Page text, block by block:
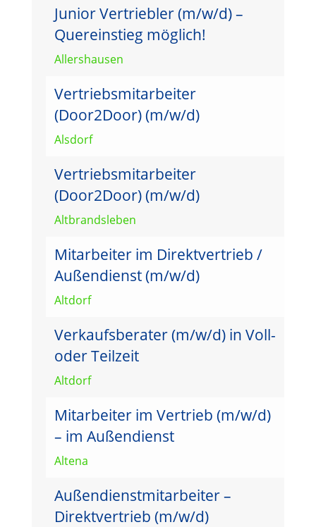
Junior Vertriebler (m/w/d) –
Quereinstieg möglich!
Allershausen
Vertriebsmitarbeiter
(Door2Door) (m/w/d)
Alsdorf
Vertriebsmitarbeiter
(Door2Door) (m/w/d)
Altbrandsleben
Mitarbeiter im Direktvertrieb /
Außendienst (m/w/d)
Altdorf
Verkaufsberater (m/w/d) in Voll-
oder Teilzeit
Altdorf
Mitarbeiter im Vertrieb (m/w/d)
– im Außendienst
Altena
Außendienstmitarbeiter –
Direktvertrieb (m/w/d)